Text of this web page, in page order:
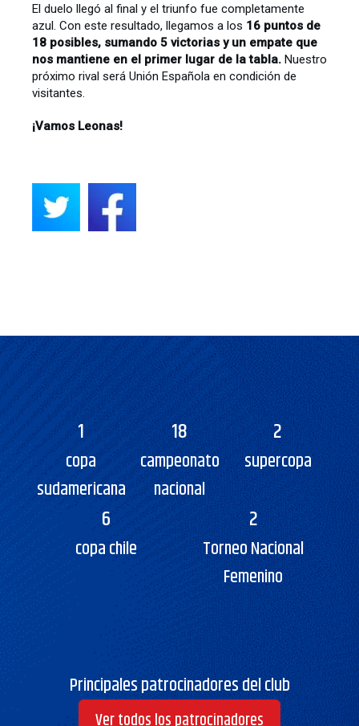
El duelo llegó al final y el triunfo fue completamente
azul. Con este resultado, llegamos a los 16 puntos de
18 posibles, sumando 5 victorias y un empate que
nos mantiene en el primer lugar de la tabla. Nuestro
próximo rival será Unión Española en condición de
visitantes.
¡Vamos Leonas!
1
copa
sudamericana
18
campeonato
nacional
2
supercopa
6
copa chile
2
Torneo Nacional
Femenino
Principales patrocinadores del club
Ver todos los patrocinadores